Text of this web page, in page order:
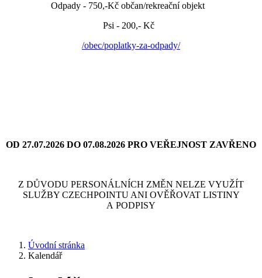
Odpady - 750,-Kč občan/rekreační objekt
Psi - 200,- Kč
/obec/poplatky-za-odpady/
OD 27.07.2026 DO 07.08.2026 PRO VEŘEJNOST ZAVŘENO
Z DŮVODU PERSONÁLNÍCH ZMĚN NELZE VYUŽÍT
SLUŽBY CZECHPOINTU ANI OVĚŘOVAT LISTINY
A PODPISY
Úvodní stránka
Kalendář